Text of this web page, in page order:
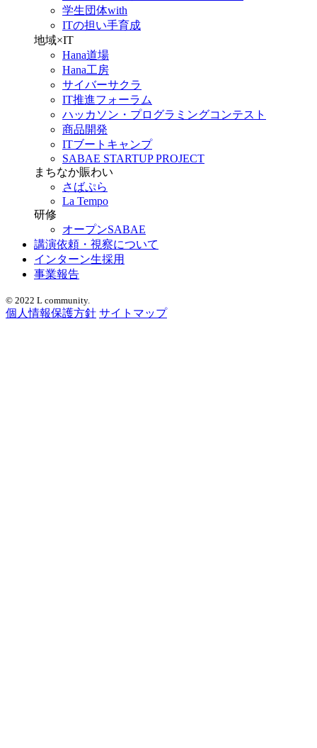
学生団体with
ITの担い手育成
地域×IT
Hana道場
Hana工房
サイバーサクラ
IT推進フォーラム
ハッカソン・プログラミングコンテスト
商品開発
ITブートキャンプ
SABAE STARTUP PROJECT
まちなか賑わい
さばぷら
La Tempo
研修
オープンSABAE
講演依頼・視察について
インターン生採用
事業報告
© 2022 L community.
個人情報保護方針 サイトマップ